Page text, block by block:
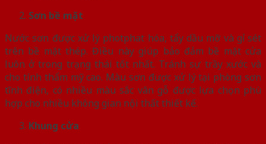
Sơn bề mặt
Nước sơn được xử lý photphat hóa, tẩy dầu mỡ và gỉ sét
trên bề mặt thép. Điều này giúp bảo đảm bề mặt cửa
luôn ở trong trạng thái tốt nhất. Tránh sự trầy xước và
cho tính thẩm mỹ cao. Màu sơn được xử lý tại phòng sơn
tĩnh điện, có nhiều màu sắc vân gỗ được lựa chọn phù
hợp cho nhiều không gian nội thất thiết kế.
Khung cửa